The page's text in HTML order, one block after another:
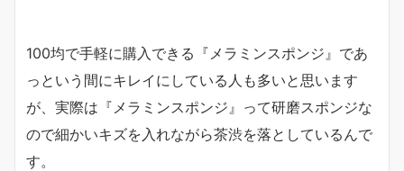
100均で手軽に購入できる『メラミンスポンジ』であ
っという間にキレイにしている人も多いと思います
が、実際は『メラミンスポンジ』って研磨スポンジな
ので細かいキズを入れながら茶渋を落としているんで
す。